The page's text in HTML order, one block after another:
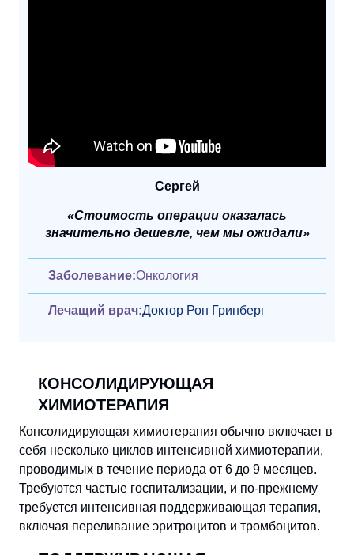
Сергей
«Стоимость операции оказалась
значительно дешевле, чем мы ожидали»
Заболевание:Онкология
Лечащий врач:Доктор Рон Гринберг
КОНСОЛИДИРУЮЩАЯ
ХИМИОТЕРАПИЯ
Консолидирующая химиотерапия обычно включает в
себя несколько циклов интенсивной химиотерапии,
проводимых в течение периода от 6 до 9 месяцев.
Требуются частые госпитализации, и по-прежнему
требуется интенсивная поддерживающая терапия,
включая переливание эритроцитов и тромбоцитов.